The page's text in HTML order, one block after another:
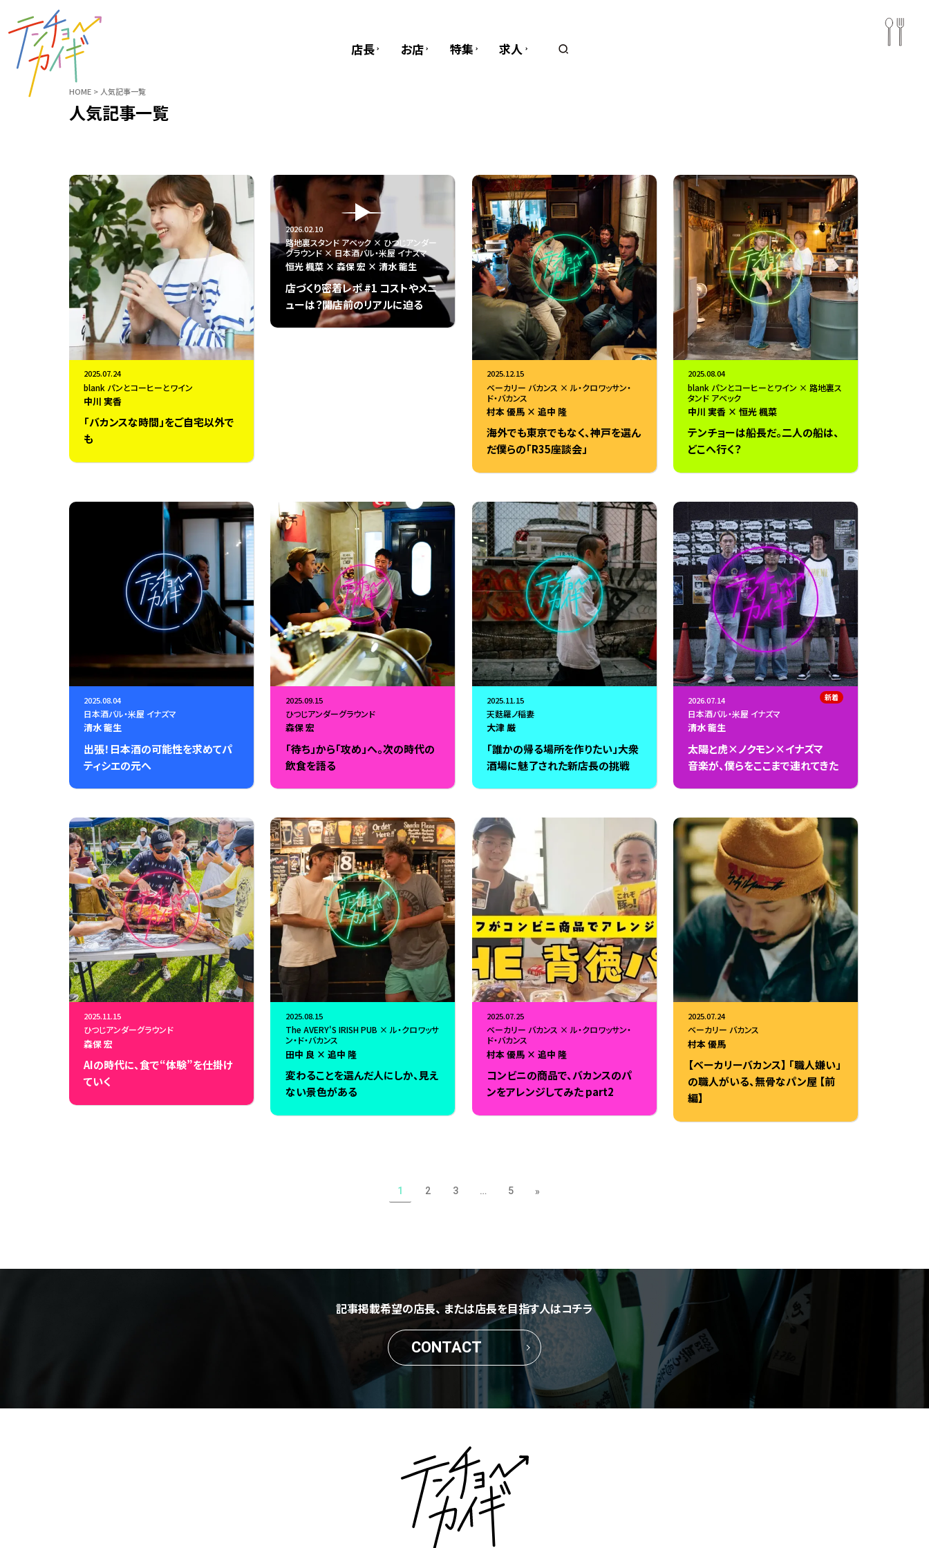
店長 お店 特集 求人
HOME 人気記事一覧
人気記事一覧
2025.07.24
blank パンとコーヒーとワイン
中川 実香
「バカンスな時間」をご自宅以外で
も
2026.02.10
路地裏スタンド アベック × ひつじアンダー
グラウンド × 日本酒バル・米屋 イナズマ
恒光 楓菜 × 森保 宏 × 清水 龍生
店づくり密着レポ #1 コストやメニ
ューは？開店前のリアルに迫る
2025.12.15
ベーカリー バカンス × ル・クロワッサン・
ド・バカンス
村本 優馬 × 追中 隆
海外でも東京でもなく、神戸を選ん
だ僕らの「R35座談会」
2025.08.04
blank パンとコーヒーとワイン × 路地裏ス
タンド アベック
中川 実香 × 恒光 楓菜
テンチョーは船長だ。二人の船は、
どこへ行く？
2025.08.04
日本酒バル・米屋 イナズマ
清水 龍生
出張！日本酒の可能性を求めてパ
ティシエの元へ
2025.09.15
ひつじアンダーグラウンド
森保 宏
「待ち」から「攻め」へ。次の時代の
飲食を語る
2025.11.15
天麩羅ノ稲妻
大津 厳
「誰かの帰る場所を作りたい」大衆
酒場に魅了された新店長の挑戦
新着
2026.07.14
日本酒バル・米屋 イナズマ
清水 龍生
太陽と虎×ノクモン×イナズマ
音楽が、僕らをここまで連れてきた
2025.11.15
ひつじアンダーグラウンド
森保 宏
AIの時代に、食で“体験”を仕掛け
ていく
2025.08.15
The AVERY'S IRISH PUB × ル・クロワッサ
ン・ド・バカンス
田中 良 × 追中 隆
変わることを選んだ人にしか、見え
ない景色がある
2025.07.25
ベーカリー バカンス × ル・クロワッサン・
ド・バカンス
村本 優馬 × 追中 隆
コンビニの商品で、バカンスのパ
ンをアレンジしてみた part2
2025.07.24
ベーカリー バカンス
村本 優馬
【ベーカリーバカンス】 「職人嫌い」
の職人がいる、無骨なパン屋 【前
編】
1 2 3 … 5 »
記事掲載希望の店長、 または店長を目指す人はコチラ
CONTACT